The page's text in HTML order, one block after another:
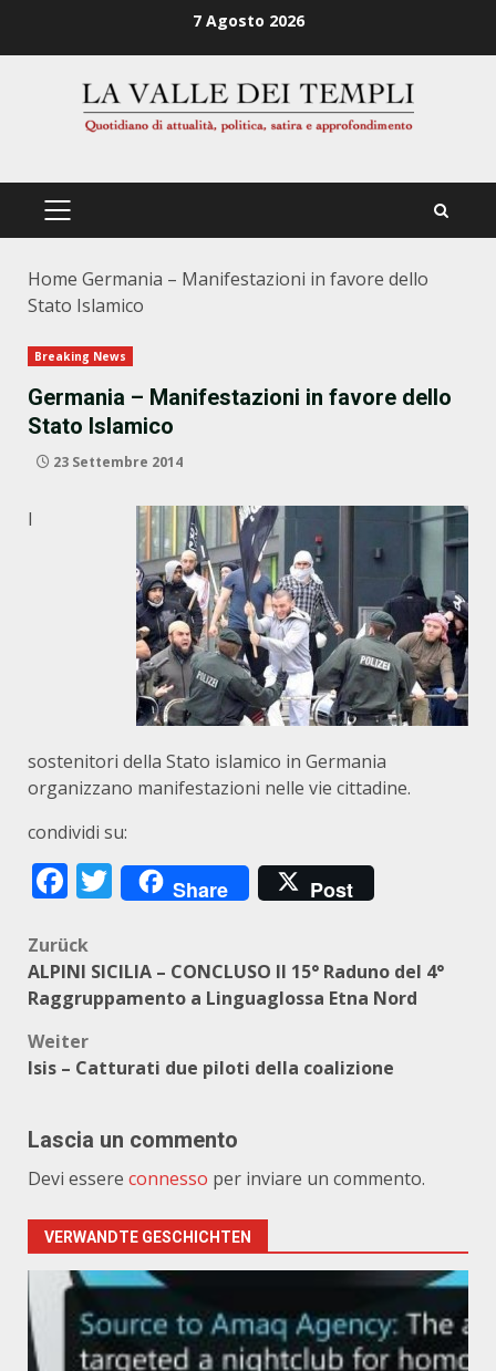
7 Agosto 2026
PRIMÄRES
Home Germania – Manifestazioni in favore dello
Stato Islamico
Breaking News
Germania – Manifestazioni in favore dello
Stato Islamico
23 Settembre 2014
I
sostenitori della Stato islamico in Germania
organizzano manifestazioni nelle vie cittadine.
condividi su:
Facebook
Twitter
Share Post
Beitragsnavigation
Zurück
ALPINI SICILIA – CONCLUSO Il 15° Raduno del 4°
Raggruppamento a Linguaglossa Etna Nord
Weiter
Isis – Catturati due piloti della coalizione
Lascia un commento
Devi essere connesso per inviare un commento.
VERWANDTE GESCHICHTEN